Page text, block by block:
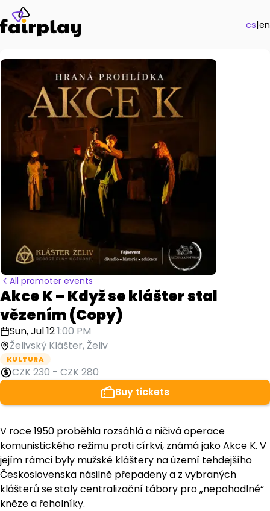
cs|en
All promoter events
Akce K – Když se klášter stal
vězením (Copy)
Sun, Jul 121:00 PM
Želivský Klášter, Želiv
KULTURA
CZK 230 - CZK 280
Buy tickets
V roce 1950 proběhla rozsáhlá a ničivá operace
komunistického režimu proti církvi, známá jako Akce K. V
jejím rámci byly mužské kláštery na území tehdejšího
Československa násilně přepadeny a z vybraných
klášterů se staly centralizační tábory pro „nepohodlné“
kněze a řeholníky.